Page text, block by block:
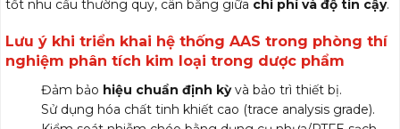
tốt nhu cầu thường quy, cân bằng giữa chi phí và độ tin cậy.
Lưu ý khi triển khai hệ thống AAS trong phòng thí
nghiệm phân tích kim loại trong dược phẩm
Đảm bảo hiệu chuẩn định kỳvà bảo trì thiết bị.
Sử dụng hóa chất tinh khiết cao (trace analysis grade).